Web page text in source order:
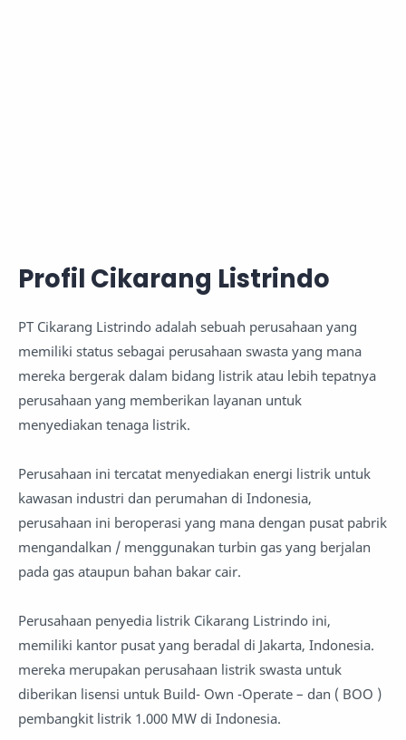
Profil Cikarang Listrindo
PT Cikarang Listrindo adalah sebuah perusahaan yang
memiliki status sebagai perusahaan swasta yang mana
mereka bergerak dalam bidang listrik atau lebih tepatnya
perusahaan yang memberikan layanan untuk
menyediakan tenaga listrik.
Perusahaan ini tercatat menyediakan energi listrik untuk
kawasan industri dan perumahan di Indonesia,
perusahaan ini beroperasi yang mana dengan pusat pabrik
mengandalkan / menggunakan turbin gas yang berjalan
pada gas ataupun bahan bakar cair.
Perusahaan penyedia listrik Cikarang Listrindo ini,
memiliki kantor pusat yang beradal di Jakarta, Indonesia.
mereka merupakan perusahaan listrik swasta untuk
diberikan lisensi untuk Build- Own -Operate – dan ( BOO )
pembangkit listrik 1.000 MW di Indonesia.